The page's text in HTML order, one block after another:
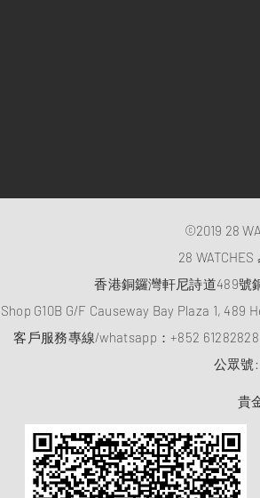
©2019 28
28
香港銅鑼灣軒尼詩道489號
Shop G10B G/F Causeway Bay Plaza 1, 489
客戶服務專線/whatsapp：+852 61282828
公眾號:
貴